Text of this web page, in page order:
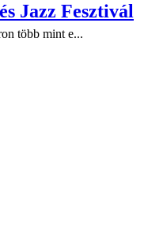
Jazz Fesztivál
több mint e...